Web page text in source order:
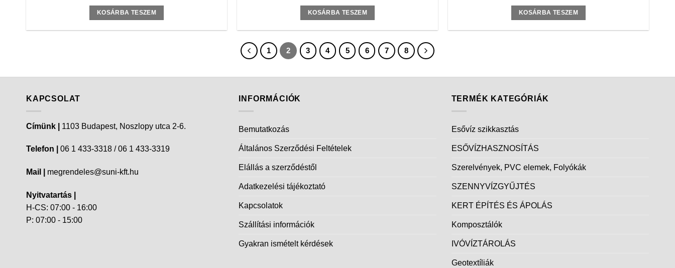
KOSÁRBA TESZEM KOSÁRBA TESZEM KOSÁRBA TESZEM
1 2 3 4 5 6 7 8
KAPCSOLAT
Címünk | 1103 Budapest, Noszlopy utca 2-6.
Telefon | 06 1 433-3318 / 06 1 433-3319
Mail | megrendeles@suni-kft.hu
Nyitvatartás |
H-CS: 07:00 - 16:00
P: 07:00 - 15:00
INFORMÁCIÓK
Bemutatkozás
Általános Szerződési Feltételek
Elállás a szerződéstől
Adatkezelési tájékoztató
Kapcsolatok
Szállítási információk
Gyakran ismételt kérdések
TERMÉK KATEGÓRIÁK
Esővíz szikkasztás
ESŐVÍZHASZNOSÍTÁS
Szerelvények, PVC elemek, Folyókák
SZENNYVÍZGYŰJTÉS
KERT ÉPÍTÉS ÉS ÁPOLÁS
Komposztálók
IVÓVÍZTÁROLÁS
Geotextíliák